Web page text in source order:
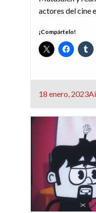
actores del cine
¡Compártelo!
Publicado
18 enero, 2023